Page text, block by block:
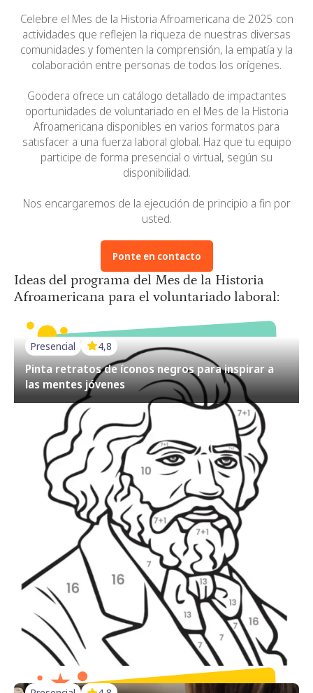
Celebre el Mes de la Historia Afroamericana de 2025 con
actividades que reflejen la riqueza de nuestras diversas
comunidades y fomenten la comprensión, la empatía y la
colaboración entre personas de todos los orígenes.
Goodera ofrece un catálogo detallado de impactantes
oportunidades de voluntariado en el Mes de la Historia
Afroamericana disponibles en varios formatos para
satisfacer a una fuerza laboral global. Haz que tu equipo
participe de forma presencial o virtual, según su
disponibilidad.
Nos encargaremos de la ejecución de principio a fin por
usted.
Ponte en contacto
Ideas del programa del Mes de la Historia
Afroamericana para el voluntariado laboral:
Presencial 4,8
Pinta retratos de íconos negros para inspirar a
las mentes jóvenes